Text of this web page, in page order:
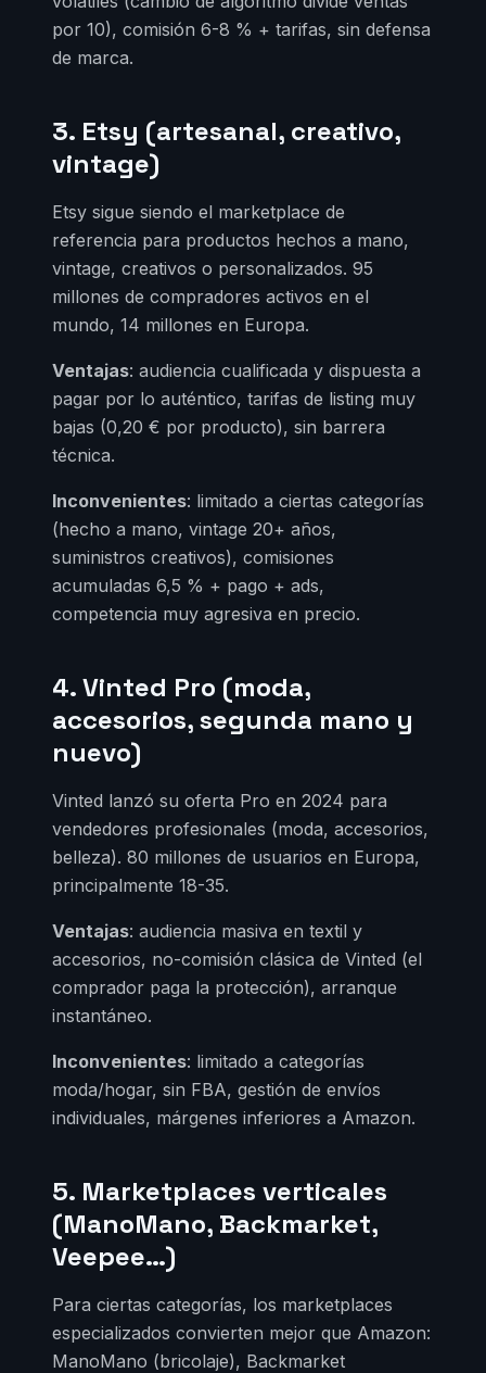
por 10), comisión 6-8 % + tarifas, sin defensa
de marca.
3. Etsy (artesanal, creativo,
vintage)
Etsy sigue siendo el marketplace de
referencia para productos hechos a mano,
vintage, creativos o personalizados. 95
millones de compradores activos en el
mundo, 14 millones en Europa.
Ventajas: audiencia cualificada y dispuesta a
pagar por lo auténtico, tarifas de listing muy
bajas (0,20 € por producto), sin barrera
técnica.
Inconvenientes: limitado a ciertas categorías
(hecho a mano, vintage 20+ años,
suministros creativos), comisiones
acumuladas 6,5 % + pago + ads,
competencia muy agresiva en precio.
4. Vinted Pro (moda,
accesorios, segunda mano y
nuevo)
Vinted lanzó su oferta Pro en 2024 para
vendedores profesionales (moda, accesorios,
belleza). 80 millones de usuarios en Europa,
principalmente 18-35.
Ventajas: audiencia masiva en textil y
accesorios, no-comisión clásica de Vinted (el
comprador paga la protección), arranque
instantáneo.
Inconvenientes: limitado a categorías
moda/hogar, sin FBA, gestión de envíos
individuales, márgenes inferiores a Amazon.
5. Marketplaces verticales
(ManoMano, Backmarket,
Veepee…)
Para ciertas categorías, los marketplaces
especializados convierten mejor que Amazon:
ManoMano (bricolaje), Backmarket